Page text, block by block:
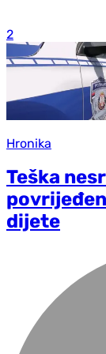
2
Hronika
Teška
dijete